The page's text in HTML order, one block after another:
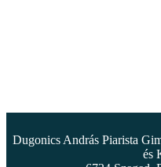
Dugonics András Piarista
és